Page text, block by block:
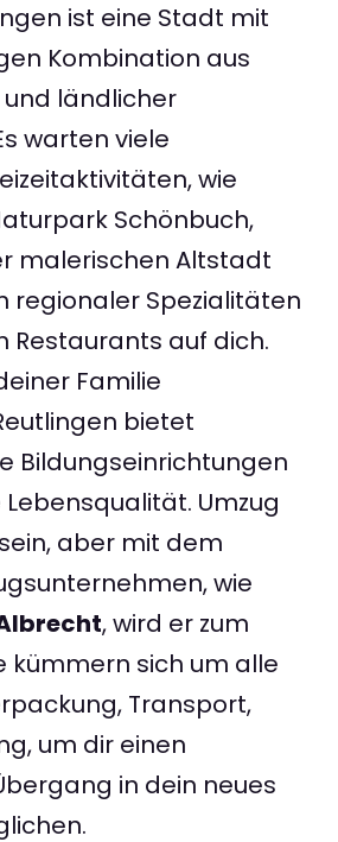
ist eine Stadt mit
Kombination aus
ländlicher
warten viele
wie
Schönbuch,
malerischen Altstadt
regionaler Spezialitäten
Restaurants auf dich.
Familie
bietet
Bildungseinrichtungen
Umzug
aber mit dem
wie
, wird er zum
kümmern sich um alle
Transport,
um dir einen
in dein neues